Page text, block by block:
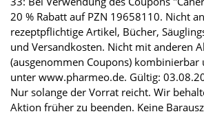
20 % Rabatt auf PZN 19658110. Nicht
rezeptpflichtige Artikel, Bücher,
und Versandkosten. Nicht mit anderen
(ausgenommen Coupons) kombinierbar
unter www.pharmeo.de. Gültig:
Nur solange der Vorrat reicht. Wir
Aktion früher zu beenden. Keine